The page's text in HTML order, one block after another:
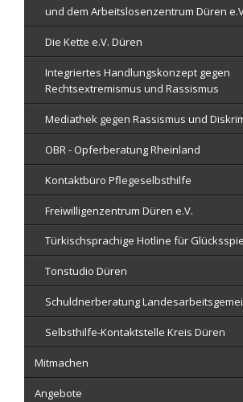
und dem Arbeitslosenzentrum Düren
Die Kette e.V. Düren
Integriertes Handlungskonzept gegen
Rechtsextremismus und Rassismus
Mediathek gegen Rassismus und
OBR - Opferberatung Rheinland
Kontaktbüro Pflegeselbsthilfe
Freiwilligenzentrum Düren e.V.
Türkischsprachige Hotline für
Tonstudio Düren
Schuldnerberatung
Selbsthilfe-Kontaktstelle Kreis Düren
Mitmachen
Angebote